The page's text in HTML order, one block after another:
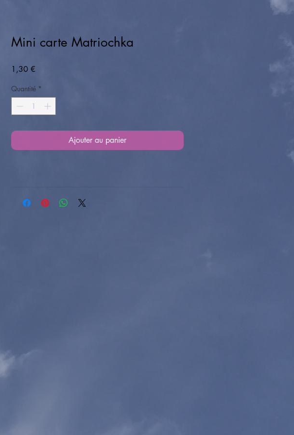
Mini carte Matriochka
1,30 €
Quantité *
Ajouter au panier